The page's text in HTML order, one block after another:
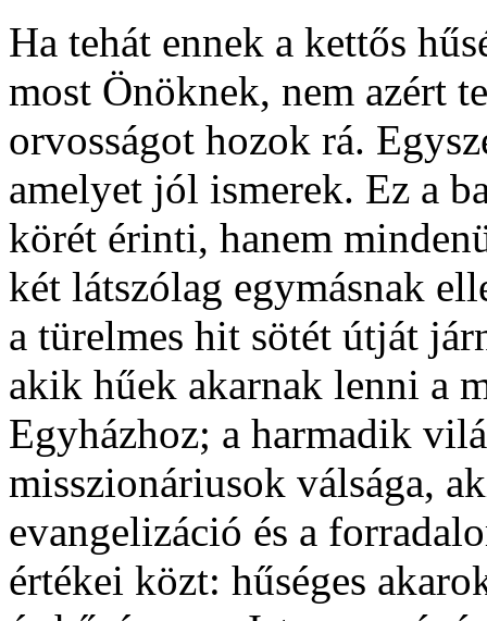
Ha tehát ennek a kettős
most Önöknek, nem azért
orvosságot hozok rá.
amelyet jól ismerek. Ez a
körét érinti, hanem
két látszólag egymásnak
a türelmes hit sötét útját
akik hűek akarnak lenni a
Egyházhoz; a harmadik
misszionáriusok válsága,
evangelizáció és a
értékei közt: hűséges